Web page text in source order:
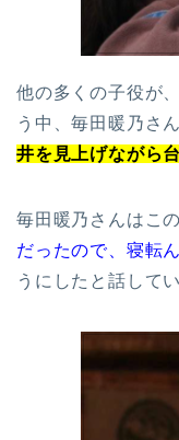
他の多くの子役が、
う中、毎田暖乃さ
井を見上げながら
毎田暖乃さんはこ
だったので、寝転
うにしたと話して